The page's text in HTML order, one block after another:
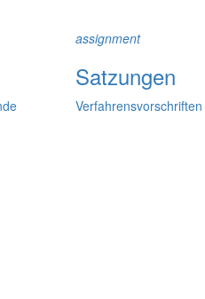
assignment
Satzungen